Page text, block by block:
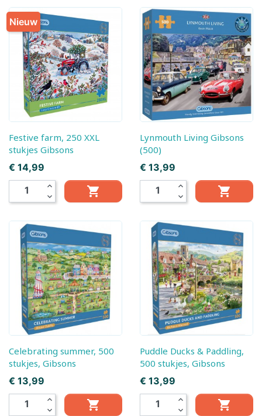
Festive farm, 250 XXL
stukjes Gibsons
Prijs
€ 14,99
expand_less
expand_more

Nieuw
Lynmouth Living Gibsons
(500)
Prijs
€ 13,99
expand_less
expand_more

Celebrating summer, 500
stukjes, Gibsons
Prijs
€ 13,99
expand_less
expand_more

Puddle Ducks & Paddling,
500 stukjes, Gibsons
Prijs
€ 13,99
expand_less
expand_more
